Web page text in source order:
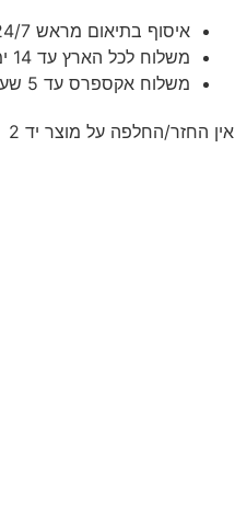
איסוף בתיאום מראש 24/ 7
משלוח לכל הארץ עד 14 ימי עסקים 55 ש"ח
משלוח אקספרס עד 5 שעות לכל הארץ – 300 ש"ח
אין החזר/החלפה על מוצר יד 2